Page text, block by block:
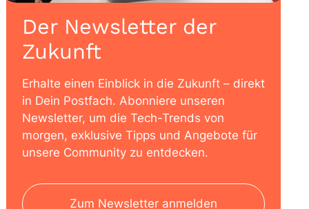
Der Newsletter der
Zukunft
Erhalte einen Einblick in die Zukunft – direkt
in Dein Postfach. Abonniere unseren
Newsletter, um die Tech-Trends von
morgen, exklusive Tipps und Angebote für
unsere Community zu entdecken.
Zum Newsletter anmelden